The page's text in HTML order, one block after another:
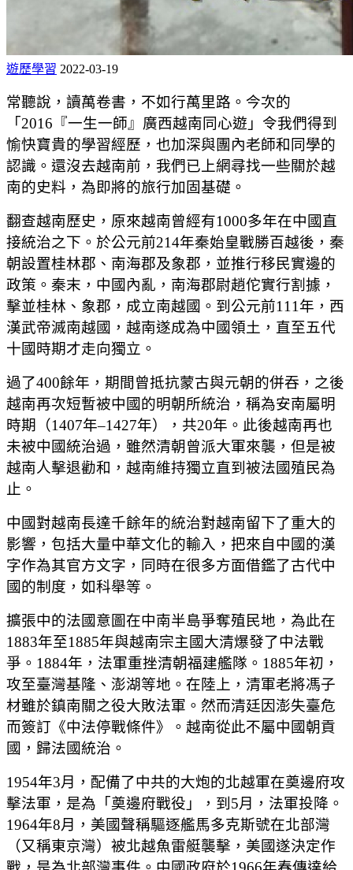
遊歷學習 2022-03-19
常聽說，讀萬卷書，不如行萬里路。今次的
「2016『一生一師』廣西越南同心遊」令我們得到
愉快寶貴的學習經歷，也加深與團內老師和同學的
認識。還沒去越南前，我們已上網尋找一些關於越
南的史料，為即將的旅行加固基礎。
翻查越南歷史，原來越南曾經有1000多年在中國直
接統治之下。於公元前214年秦始皇戰勝百越後，秦
朝設置桂林郡、南海郡及象郡，並推行移民實邊的
政策。秦末，中國內亂，南海郡尉趙佗實行割據，
擊並桂林、象郡，成立南越國。到公元前111年，西
漢武帝滅南越國，越南遂成為中國領土，直至五代
十國時期才走向獨立。
過了400餘年，期間曾抵抗蒙古與元朝的併吞，之後
越南再次短暫被中國的明朝所統治，稱為安南屬明
時期（1407年–1427年），共20年。此後越南再也
未被中國統治過，雖然清朝曾派大軍來襲，但是被
越南人擊退勸和，越南維持獨立直到被法國殖民為
止。
中國對越南長達千餘年的統治對越南留下了重大的
影響，包括大量中華文化的輸入，把來自中國的漢
字作為其官方文字，同時在很多方面借鑑了古代中
國的制度，如科舉等。
擴張中的法國意圖在中南半島爭奪殖民地，為此在
1883年至1885年與越南宗主國大清爆發了中法戰
爭。1884年，法軍重挫清朝福建艦隊。1885年初，
攻至臺灣基隆、澎湖等地。在陸上，清軍老將馮子
材雖於鎮南關之役大敗法軍。然而清廷因澎失臺危
而簽訂《中法停戰條件》。越南從此不屬中國朝貢
國，歸法國統治。
1954年3月，配備了中共的大炮的北越軍在奠邊府攻
擊法軍，是為「奠邊府戰役」，到5月，法軍投降。
1964年8月，美國聲稱驅逐艦馬多克斯號在北部灣
（又稱東京灣）被北越魚雷艇襲擊，美國遂決定作